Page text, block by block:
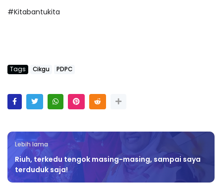
#Kitabantukita
Tags Cikgu PDPC
Lebih lama
Riuh, terkedu tengok masing-masing, sampai saya
terduduk saja!